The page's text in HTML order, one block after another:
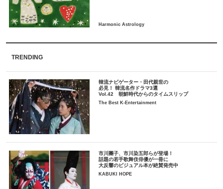
TRENDING
韓流ナビゲーター・田代親世の
必見！ 韓流名作ドラマ3選
Vol.42 朝鮮時代からのタイムスリップ
The Best K-Entertainment
市川團子、市川染五郎らが登場！
話題の若手歌舞伎俳優が一冊に
大反響のビジュアル本が絶賛発売中
KABUKI HOPE